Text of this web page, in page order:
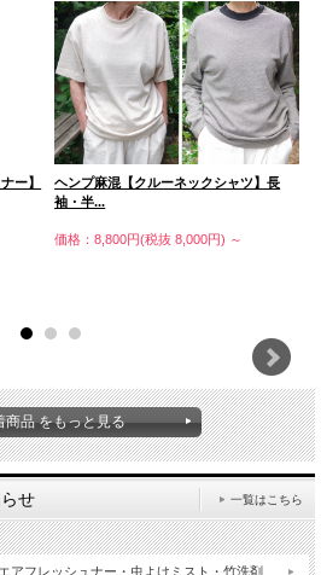
ー】
ヘンプ麻混【クルーネックシャツ】長
袖・半...
価格：8,800円(税抜 8,000円) ～
新着商品 をもっと見る
せ 一覧はこちら
アフレッシュナー・虫よけミスト・竹洗剤